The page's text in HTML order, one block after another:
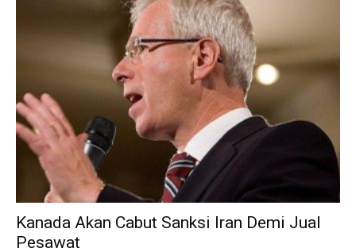
Kanada Akan Cabut Sanksi Iran Demi Jual
Pesawat